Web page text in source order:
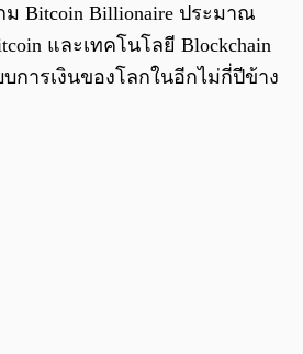
ม Bitcoin Billionaire ประมาณ
และเทคโนโลยี Blockchain
การเงินของโลกในอีกไม่กี่ปีข้าง